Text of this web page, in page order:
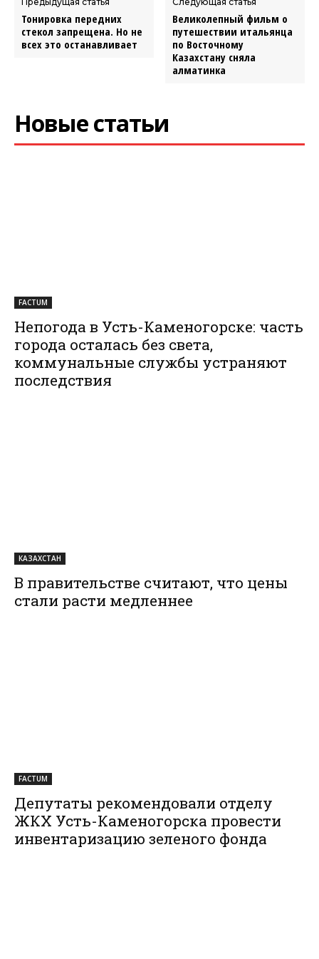
Тонировка передних
стекол запрещена. Но не
всех это останавливает
Великолепный фильм о
путешествии итальянца
по Восточному
Казахстану сняла
алматинка
Новые статьи
FACTUM
Непогода в Усть-Каменогорске: часть
города осталась без света,
коммунальные службы устраняют
последствия
КАЗАХСТАН
В правительстве считают, что цены
стали расти медленнее
FACTUM
Депутаты рекомендовали отделу
ЖКХ Усть-Каменогорска провести
инвентаризацию зеленого фонда